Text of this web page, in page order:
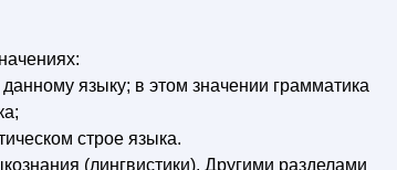
языку; в этом значении грамматика
строе языка.
(лингвистики), Другими разделами